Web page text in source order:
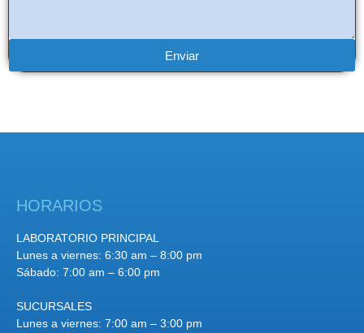
Enviar
HORARIOS
LABORATORIO PRINCIPAL
Lunes a viernes: 6:30 am – 8:00 pm
Sábado: 7:00 am – 6:00 pm
SUCURSALES
Lunes a viernes: 7:00 am – 3:00 pm